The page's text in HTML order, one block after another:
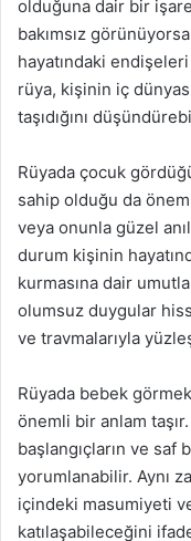
olduğuna dair bir
bakımsız
hayatındaki
rüya, kişinin iç
taşıdığını
Rüyada çocuk
sahip olduğu da
veya onunla güzel
durum kişinin
kurmasına dair
olumsuz duygular
ve travmalarıyla
Rüyada bebek
önemli bir anlam
başlangıçların ve
yorumlanabilir. Aynı
içindeki masumiyeti ve
katılaşabileceğini